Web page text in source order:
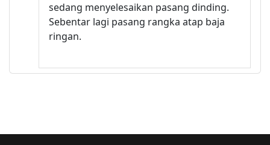
sedang menyelesaikan pasang dinding.
Sebentar lagi pasang rangka atap baja
ringan.